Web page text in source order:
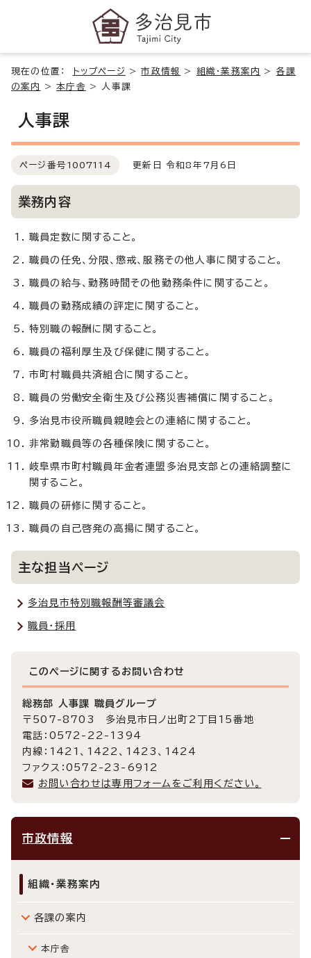
現在の位置： トップページ >市政情報 > 組織・業務案内 > 各課
の案内
>本庁舎 > 人事課
人事課
ページ番号 1007114 更新日 令和8年7月6日
業務内容
職員定数に関すること。
職員の任免、分限、懲戒、服務その他人事に関すること。
職員の給与、勤務時間その他勤務条件に関すること。
職員の勤務成績の評定に関すること。
特別職の報酬に関すること。
職員の福利厚生及び保健に関すること。
市町村職員共済組合に関すること。
職員の労働安全衛生及び公務災害補償に関すること。
多治見市役所職員親睦会との連絡に関すること。
非常勤職員等の各種保険に関すること。
岐阜県市町村職員年金者連盟多治見支部との連絡調整に
関すること。
職員の研修に関すること。
職員の自己啓発の高揚に関すること。
主な担当ページ
多治見市特別職報酬等審議会
職員・採用
このページに関する お問い合わせ
総務部 人事課 職員グループ
〒507-8703 多治見市日ノ出町2丁目15番地
電話：0572-22-1394
内線：1421、1422、1423、1424
ファクス：0572-23-6912
お問い合わせは専用フォームをご利用ください。
市政情報
組織・業務案内
各課の案内
本庁舎